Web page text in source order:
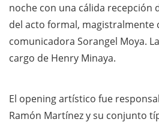
noche con una cálida recepción
del acto formal, magistralmente
comunicadora Sorangel Moya.
cargo de Henry Minaya.
El opening artístico fue
Ramón Martínez y su conjunto